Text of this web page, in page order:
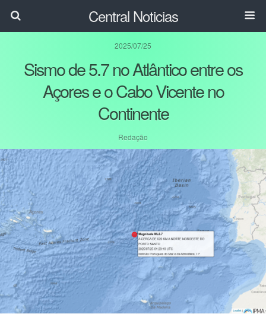
Central Noticias
2025/07/25
Sismo de 5.7 no Atlântico entre os
Açores e o Cabo Vicente no
Continente
Redação